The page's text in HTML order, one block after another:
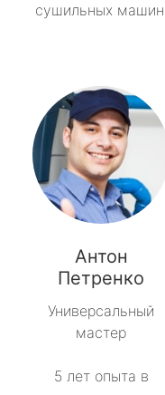
сушильных
Антон
Петренко
Универсальный
мастер
5 лет опыта в